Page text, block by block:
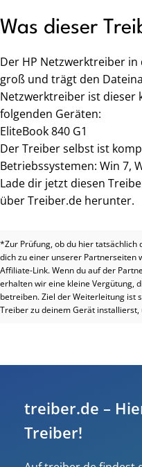
Was dieser
Der HP Netzwerktreiber in
groß und trägt den
Netzwerktreiber ist dieser
folgenden Geräten:
EliteBook 840 G1
Der Treiber selbst ist
Betriebssystemen: Win 7,
Lade dir jetzt diesen
über Treiber.de herunter.
*Zur Prüfung, ob du hier
dich zu einer unserer Partnerseiten
Affiliate-Link. Wenn du auf der
erhalten wir eine kleine Vergütung,
betreiben. Ziel der Weiterleitung ist
Treiber zu deinem Gerät
treiber.de –
Treiber!